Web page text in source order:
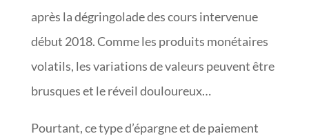
après la dégringolade des cours intervenue
début 2018. Comme les produits monétaires
volatils, les variations de valeurs peuvent être
brusques et le réveil douloureux…
Pourtant, ce type d’épargne et de paiement